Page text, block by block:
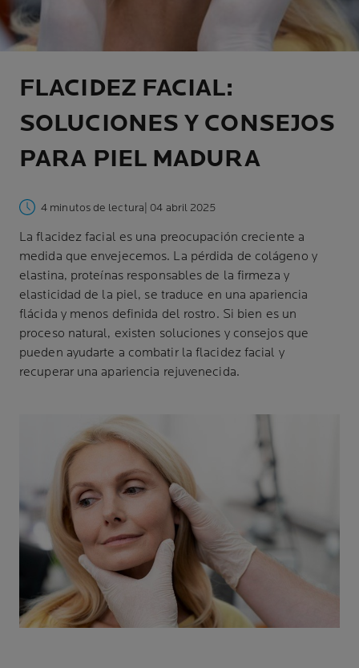
FLACIDEZ FACIAL:
SOLUCIONES Y CONSEJOS
PARA PIEL MADURA
4 minutos de lectura | 04 abril 2025
La flacidez facial es una preocupación creciente a
medida que envejecemos. La pérdida de colágeno y
elastina, proteínas responsables de la firmeza y
elasticidad de la piel, se traduce en una apariencia
flácida y menos definida del rostro. Si bien es un
proceso natural, existen soluciones y consejos que
pueden ayudarte a combatir la flacidez facial y
recuperar una apariencia rejuvenecida.